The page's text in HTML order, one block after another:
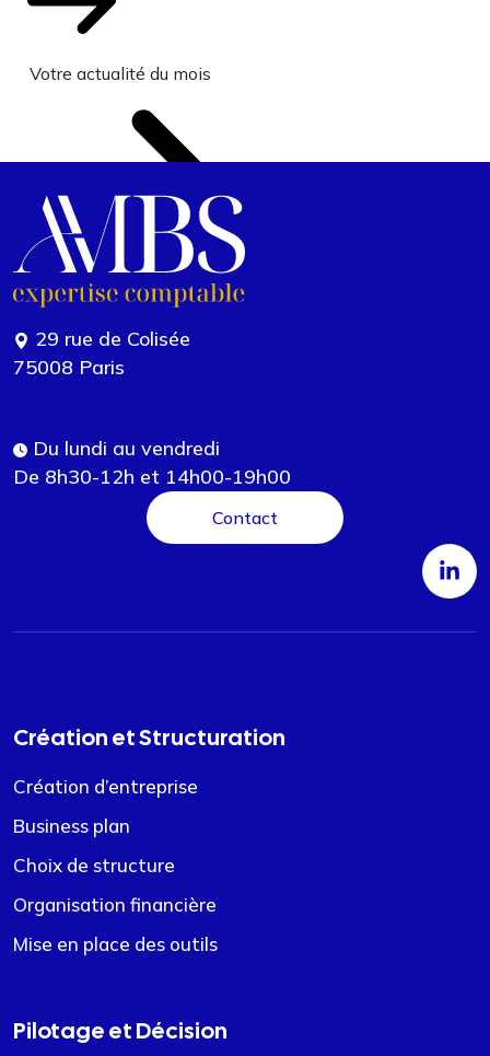
Votre actualité du mois
29 rue de Colisée
75008 Paris
Du lundi au vendredi
De 8h30-12h et 14h00-19h00
Contact
Création et Structuration
Création d’entreprise
Business plan
Choix de structure
Organisation financière
Mise en place des outils
Pilotage et Décision